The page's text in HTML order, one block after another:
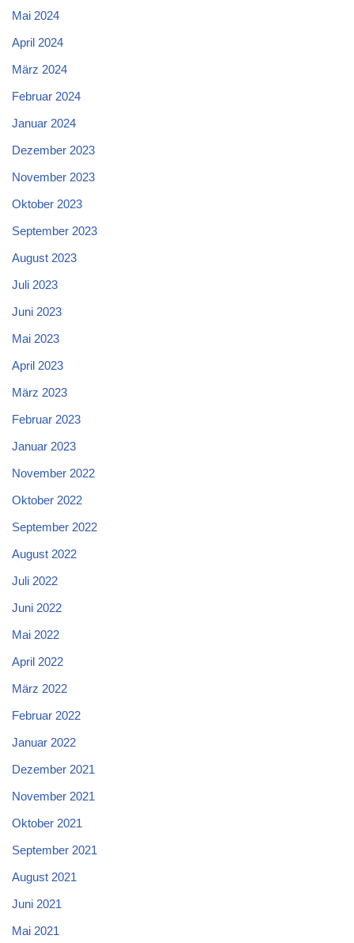
Mai 2024
April 2024
März 2024
Februar 2024
Januar 2024
Dezember 2023
November 2023
Oktober 2023
September 2023
August 2023
Juli 2023
Juni 2023
Mai 2023
April 2023
März 2023
Februar 2023
Januar 2023
November 2022
Oktober 2022
September 2022
August 2022
Juli 2022
Juni 2022
Mai 2022
April 2022
März 2022
Februar 2022
Januar 2022
Dezember 2021
November 2021
Oktober 2021
September 2021
August 2021
Juni 2021
Mai 2021